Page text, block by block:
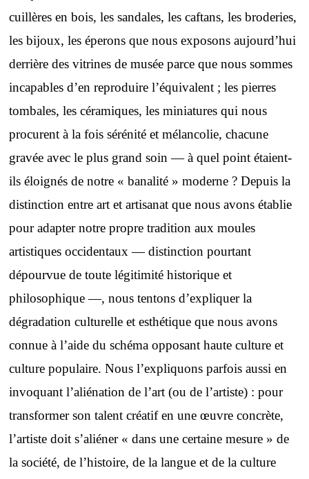
cuillères en bois, les sandales, les caftans, les broderies,
les bijoux, les éperons que nous exposons aujourd’hui
derrière des vitrines de musée parce que nous sommes
incapables d’en reproduire l’équivalent ; les pierres
tombales, les céramiques, les miniatures qui nous
procurent à la fois sérénité et mélancolie, chacune
gravée avec le plus grand soin — à quel point étaient-
ils éloignés de notre « banalité » moderne ? Depuis la
distinction entre art et artisanat que nous avons établie
pour adapter notre propre tradition aux moules
artistiques occidentaux — distinction pourtant
dépourvue de toute légitimité historique et
philosophique —, nous tentons d’expliquer la
dégradation culturelle et esthétique que nous avons
connue à l’aide du schéma opposant haute culture et
culture populaire. Nous l’expliquons parfois aussi en
invoquant l’aliénation de l’art (ou de l’artiste) : pour
transformer son talent créatif en une œuvre concrète,
l’artiste doit s’aliéner « dans une certaine mesure » de
la société, de l’histoire, de la langue et de la culture